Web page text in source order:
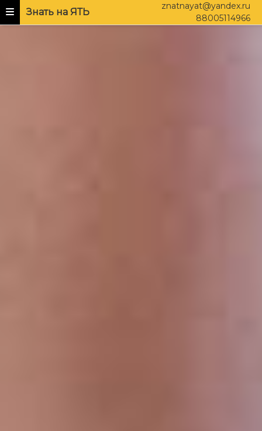
Знать на ЯТЬ
znatnayat@yandex.ru
88005114966